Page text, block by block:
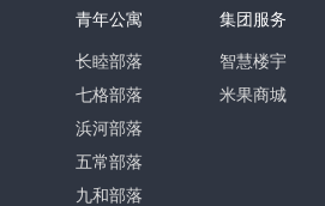
青年公寓
长睦部落
七格部落
浜河部落
五常部落
九和部落
集团服务
智慧楼宇
米果商城